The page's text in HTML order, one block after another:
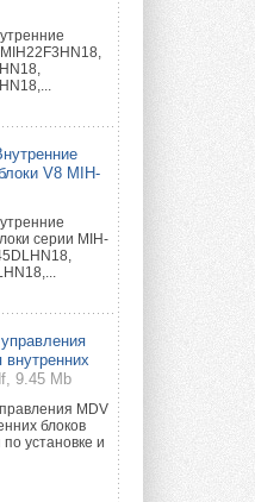
V8 MIH-
серии MIH-
9.45 Mb
MDV
блоков
установке и